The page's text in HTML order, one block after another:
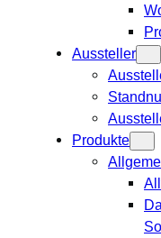
Aussteller
Produkte